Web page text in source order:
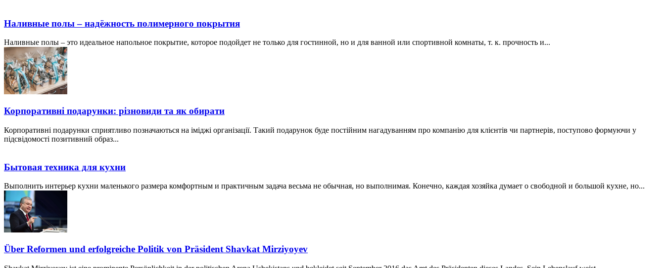
Наливные полы – надёжность полимерного покрытия
Наливные полы – это идеальное напольное покрытие, которое подойдет не только для гостинной, но и для ванной или спортивной комнаты, т. к. прочность и...
Корпоративні подарунки: різновиди та як обирати
Корпоративні подарунки сприятливо позначаються на іміджі організації. Такий подарунок буде постійним нагадуванням про компанію для клієнтів чи партнерів, поступово формуючи у
підсвідомості позитивний образ...
Бытовая техника для кухни
Выполнить интерьер кухни маленького размера комфортным и практичным задача весьма не обычная, но выполнимая. Конечно, каждая хозяйка думает о свободной и большой кухне, но...
Über Reformen und erfolgreiche Politik von Präsident Shavkat Mirziyoyev